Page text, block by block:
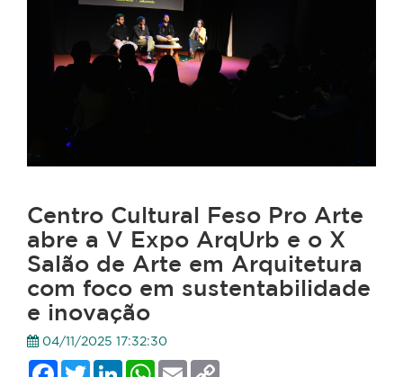
Centro Cultural Feso Pro Arte
abre a V Expo ArqUrb e o X
Salão de Arte em Arquitetura
com foco em sustentabilidade
e inovação
04/11/2025 17:32:30
Facebook
TwitterLinkedInWhatsApp
Email